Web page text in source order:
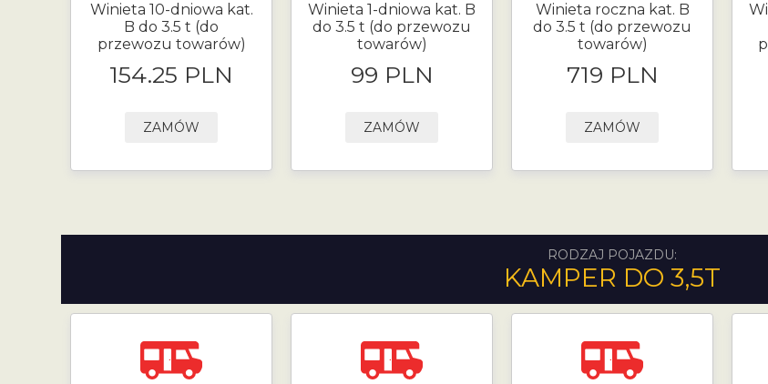
Winieta 10-dniowa kat.
B do 3.5 t (do
przewozu towarów)
154.25 PLN
ZAMÓW
Winieta 1-dniowa kat. B
do 3.5 t (do przewozu
towarów)
99 PLN
ZAMÓW
Winieta roczna kat. B
do 3.5 t (do przewozu
towarów)
719 PLN
ZAMÓW
RODZAJ POJAZDU:
KAMPER DO 3,5T